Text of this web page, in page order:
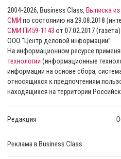
2004-2026, Business Class, Выписка
СМИ по состоянию на 29.08.2018
СМИ ПИ59-1143 от 07.02.2017 (газета)
ООО “Центр деловой информации”
На информационном ресурсе
технологии (информационные
информации на основе сбора,
относящихся к предпочтениям
находящихся на территории
Редакция
Реклама в Business Class